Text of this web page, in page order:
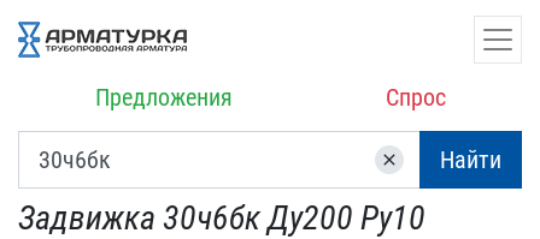
Предложения Спрос
clear Найти
Задвижка 30ч6бк Ду200 Ру10